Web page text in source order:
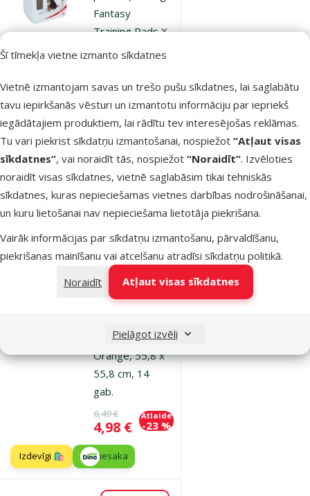
Šī tīmekļa vietne izmanto sīkdatnes
Vietnē izmantojam savas un trešo pušu sīkdatnes, lai saglabātu
tavu iepirkšanās vēsturi un izmantotu informāciju par iepriekš
iegādātajiem produktiem, lai rādītu tev interesējošas reklāmas.
Tu vari piekrist sīkdatņu izmantošanai, nospiežot “Atļaut visas
sīkdatnes”, vai noraidīt tās, nospiežot “Noraidīt”. Izvēloties
noraidīt visas sīkdatnes, vietnē saglabāsim tikai tehniskās
sīkdatnes, kuras nepieciešamas vietnes darbības nodrošināšanai,
un kuru lietošanai nav nepieciešama lietotāja piekrišana.
Vairāk informācijas par sīkdatņu izmantošanu, pārvaldīšanu,
piekrišanas mainīšanu vai atcelšanu atradīsi sīkdatņu politikā.
Noraidīt
Atļaut visas sīkdatnes
Pielāgot izvēli
Fantasy
Training Pads X
with
60 x 90 cm, 40
gab.
Cena
22,99 €
iesaka
Noliktavā
Bezmaksas
piegāde
Pievienot grozam
Absorbējošie
paladziņi – Dog
Training Pads,
Orange, 55,8 x
55,8 cm, 14
gab.
Atsauksmes 0%
Oriģinālā cena
6,49 €
Cena
4,98 €
Atlaide
-23 %
Izdevīgi 🛍️ iesaka